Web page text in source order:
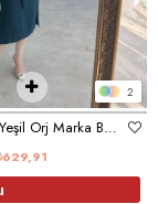
2
Zümrüt Koyu Yeşil Orj Marka Balıkcı Yaka Elbise